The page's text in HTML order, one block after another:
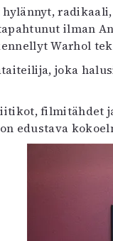
hylännyt,
ilman
Warhol
joka
filmitähdet
edustava